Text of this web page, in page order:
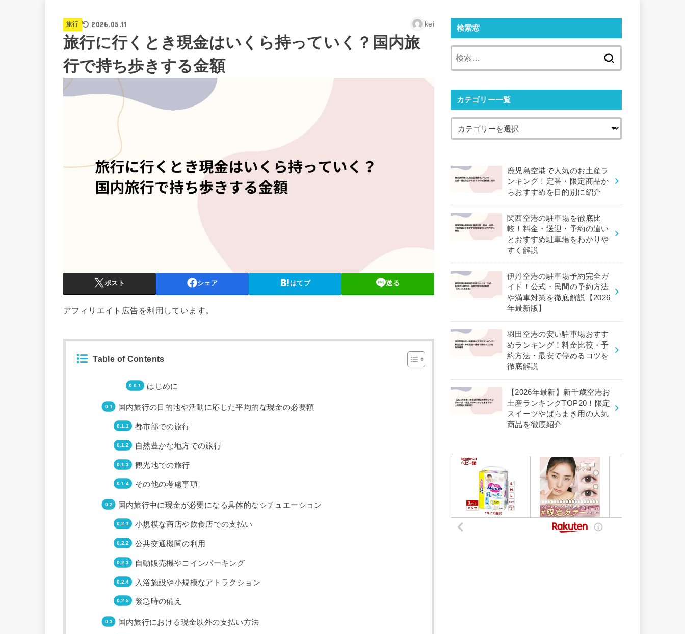
旅行 2026.05.11 kei
旅行に行くとき現金はいくら持っていく？国内旅
行で持ち歩きする金額
ポスト シェア はてブ 送る
アフィリエイト広告を利用しています。
Table of Contents
はじめに
国内旅行の目的地や活動に応じた平均的な現金の必要額
都市部での旅行
自然豊かな地方での旅行
観光地での旅行
その他の考慮事項
国内旅行中に現金が必要になる具体的なシチュエーション
小規模な商店や飲食店での支払い
公共交通機関の利用
自動販売機やコインパーキング
入浴施設や小規模なアトラクション
緊急時の備え
国内旅行における現金以外の支払い方法
検索窓
カテゴリー一覧
鹿児島空港で人気のお土産ラ
ンキング！定番・限定商品か
らおすすめを目的別に紹介
関西空港の駐車場を徹底比
較！料金・送迎・予約の違い
とおすすめ駐車場をわかりや
すく解説
伊丹空港の駐車場予約完全ガ
イド！公式・民間の予約方法
や満車対策を徹底解説【2026
年最新版】
羽田空港の安い駐車場おすす
めランキング！料金比較・予
約方法・最安で停めるコツを
徹底解説
【2026年最新】新千歳空港お
土産ランキングTOP20！限定
スイーツやばらまき用の人気
商品を徹底紹介